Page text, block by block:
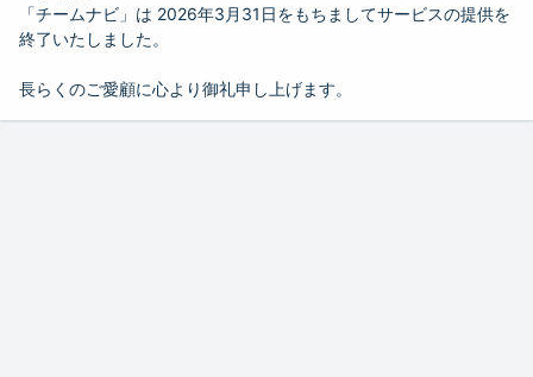
「チームナビ」は 2026年3月31日をもちましてサービスの提供を
終了いたしました。
長らくのご愛顧に心より御礼申し上げます。